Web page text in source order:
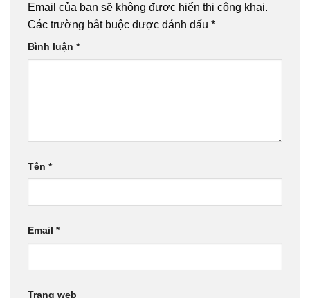
Email của bạn sẽ không được hiển thị công khai.
Các trường bắt buộc được đánh dấu *
Bình luận *
Tên *
Email *
Trang web